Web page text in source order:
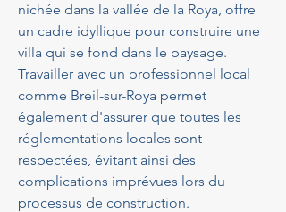
nichée dans la vallée de la Roya, offre
un cadre idyllique pour construire une
villa qui se fond dans le paysage.
Travailler avec un professionnel local
comme Breil-sur-Roya permet
également d'assurer que toutes les
réglementations locales sont
respectées, évitant ainsi des
complications imprévues lors du
processus de construction.